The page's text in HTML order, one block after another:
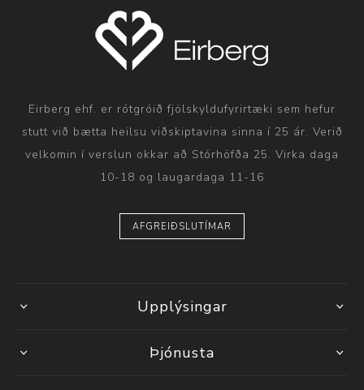
Eirberg ehf. er rótgróið fjölskyldufyrirtæki sem hefur
stutt við bætta heilsu viðskiptavina sinna í 25 ár. Verið
velkomin í verslun okkar að Stórhöfða 25. Virka daga
10-18 og laugardaga 11-16
AFGREIÐSLUTÍMAR
Upplýsingar
Þjónusta